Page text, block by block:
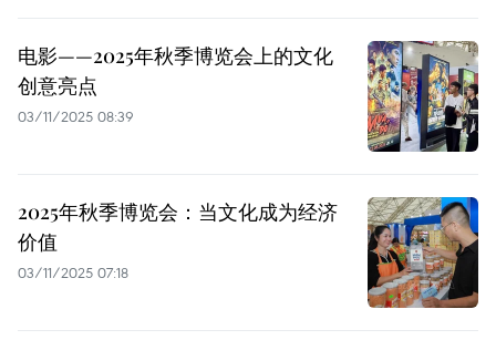
电影——2025年秋季博览会上的文化
创意亮点
03/11/2025 08:39
2025年秋季博览会：当文化成为经济
价值
03/11/2025 07:18